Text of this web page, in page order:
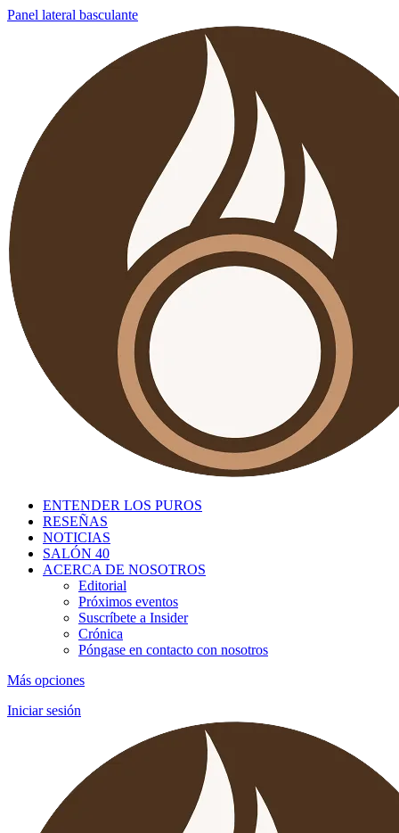
Panel lateral basculante
ENTENDER LOS PUROS
RESEÑAS
NOTICIAS
SALÓN 40
ACERCA DE NOSOTROS
Editorial
Próximos eventos
Suscríbete a Insider
Crónica
Póngase en contacto con nosotros
Más opciones
Iniciar sesión